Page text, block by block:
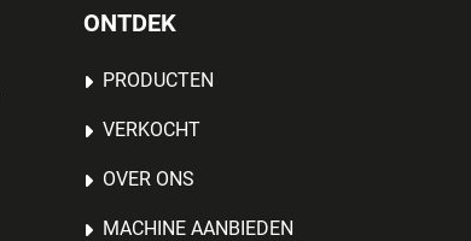
ONTDEK
PRODUCTEN
VERKOCHT
OVER ONS
MACHINE AANBIEDEN